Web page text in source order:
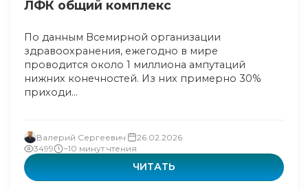
ЛФК общий комплекс
По данным Всемирной организации
здравоохранения, ежегодно в мире
проводится около 1 миллиона ампутаций
нижних конечностей. Из них примерно 30%
приходи...
Валерий Сергеевич
26.02.2026
3499
~10 минут чтения
ЧИТАТЬ